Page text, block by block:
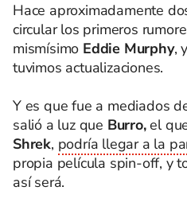
Hace aproximadamente
circular los primeros
mismísimo Eddie Murphy,
tuvimos actualizaciones.
Y es que fue a mediados
salió a luz que Burro,el
Shrek, podría llegar a la
propia película spin-off, y
así será.